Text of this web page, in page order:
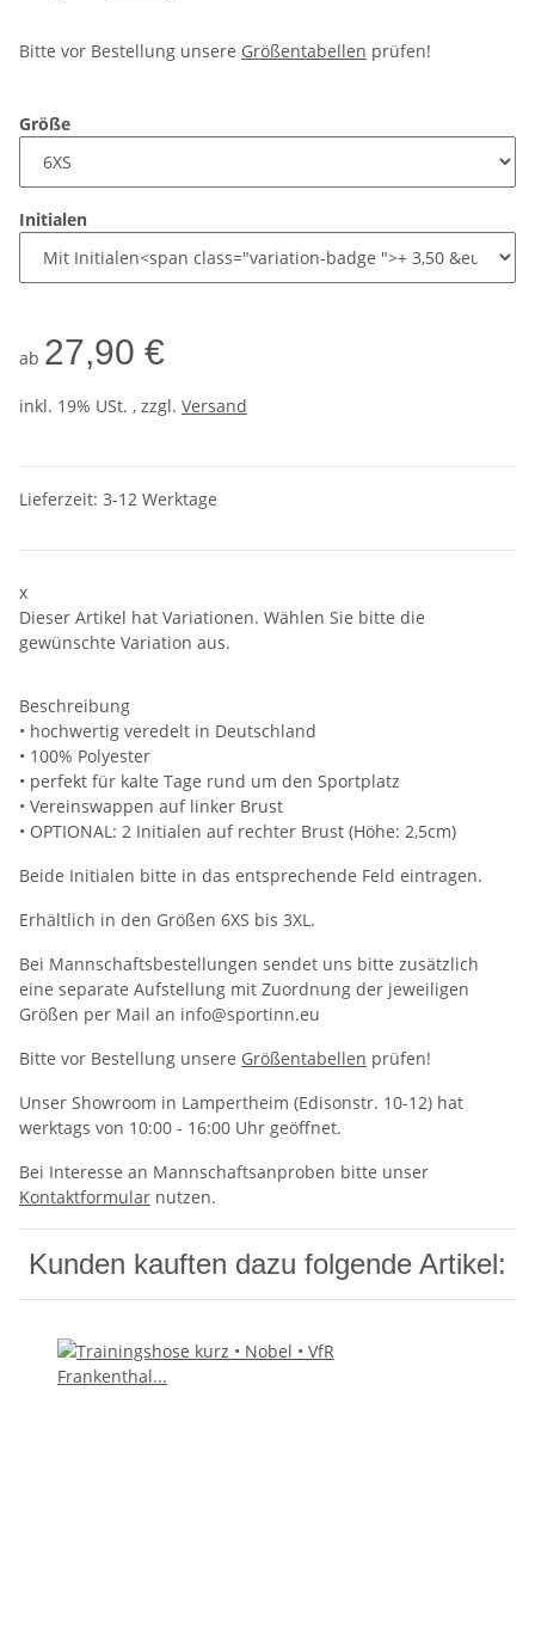
Bitte vor Bestellung unsere Größentabellen prüfen!
Größe
Initialen
ab 27,90 €
inkl. 19% USt. , zzgl. Versand
Lieferzeit: 3-12 Werktage
x
Dieser Artikel hat Variationen. Wählen Sie bitte die
gewünschte Variation aus.
Beschreibung
• hochwertig veredelt in Deutschland
• 100% Polyester
• perfekt für kalte Tage rund um den Sportplatz
• Vereinswappen auf linker Brust
• OPTIONAL: 2 Initialen auf rechter Brust (Höhe: 2,5cm)
Beide Initialen bitte in das entsprechende Feld eintragen.
Erhältlich in den Größen 6XS bis 3XL.
Bei Mannschaftsbestellungen sendet uns bitte zusätzlich
eine separate Aufstellung mit Zuordnung der jeweiligen
Größen per Mail an info@sportinn.eu
Bitte vor Bestellung unsere Größentabellen prüfen!
Unser Showroom in Lampertheim (Edisonstr. 10-12) hat
werktags von 10:00 - 16:00 Uhr geöffnet.
Bei Interesse an Mannschaftsanproben bitte unser
Kontaktformular nutzen.
Kunden kauften dazu folgende Artikel: